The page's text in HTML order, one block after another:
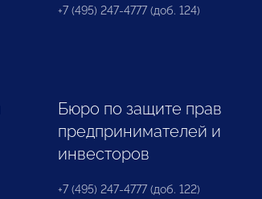
+7 (495) 247-4777 (доб. 124)
Бюро по защите прав
предпринимателей и
инвесторов
+7 (495) 247-4777 (доб. 122)